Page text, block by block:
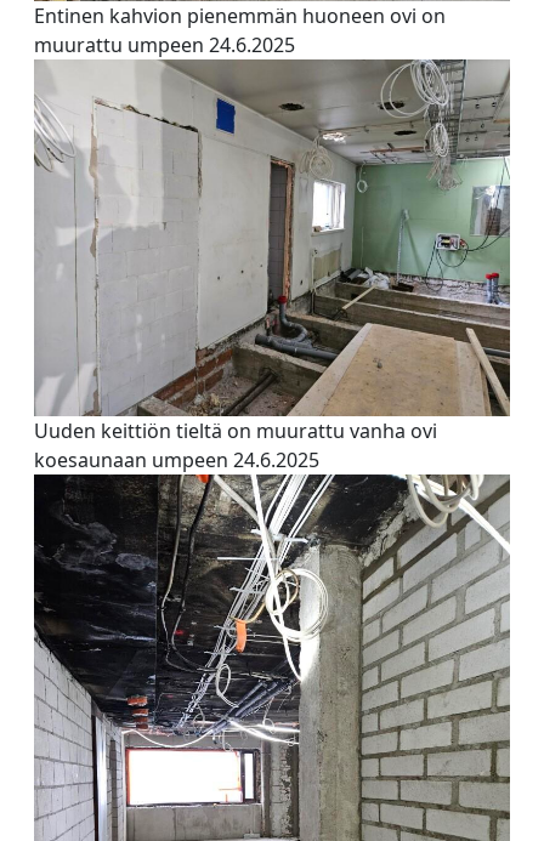
Entinen kahvion pienemmän huoneen ovi on
muurattu umpeen 24.6.2025
Uuden keittiön tieltä on muurattu vanha ovi
koesaunaan umpeen 24.6.2025